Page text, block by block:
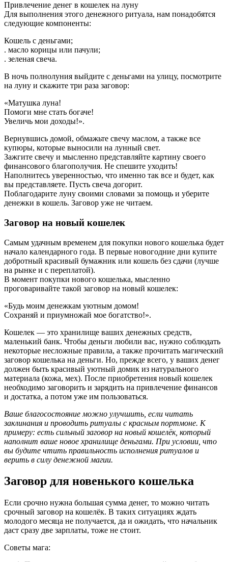
Привлечение денег в кошелек на луну
Для выполнения этого денежного ритуала, нам понадобятся
следующие компоненты:
Кошель с деньгами;
. масло корицы или пачули;
. зеленая свеча.
В ночь полнолуния выйдите с деньгами на улицу, посмотрите
на луну и скажите три раза заговор:
«Матушка луна!
Помоги мне стать богаче!
Увеличь мои доходы!».
Вернувшись домой, обмажьте свечу маслом, а также все
купюры, которые выносили на лунный свет.
Зажгите свечу и мысленно представляйте картину своего
финансового благополучия. Не спешите уходить!
Наполнитесь уверенностью, что именно так все и будет, как
вы представляете. Пусть свеча догорит.
Поблагодарите луну своими словами за помощь и уберите
денежки в кошель. Заговор уже не читаем.
Заговор на новый кошелек
Самым удачным временем для покупки нового кошелька будет
начало календарного года. В первые новогодние дни купите
добротный красивый бумажник или кошель без сдачи (лучше
на рынке и с переплатой).
В момент покупки нового кошелька, мысленно
проговаривайте такой заговор на новый кошелек:
«Будь моим денежкам уютным домом!
Сохраняй и приумножай мое богатство!».
Кошелек — это хранилище ваших денежных средств,
маленький банк. Чтобы деньги любили вас, нужно соблюдать
некоторые несложные правила, а также прочитать магический
заговор кошелька на деньги. Но, прежде всего, у ваших денег
должен быть красивый уютный домик из натурального
материала (кожа, мех). После приобретения новый кошелек
необходимо заговорить и зарядить на привлечение финансов
и достатка, а потом уже им пользоваться.
Ваше благосостояние можно улучшить, если читать
заклинания и проводить ритуалы с красным портмоне. К
примеру: есть сильный заговор на новый кошелёк, который
наполнит ваше новое хранилище деньгами. При условии, что
вы будите чтить правильность исполнения ритуалов и
верить в силу денежной магии.
Заговор для новенького кошелька
Если срочно нужна большая сумма денег, то можно читать
срочный заговор на кошелёк. В таких ситуациях ждать
молодого месяца не получается, да и ожидать, что начальник
даст сразу две зарплаты, тоже не стоит.
Советы мага: